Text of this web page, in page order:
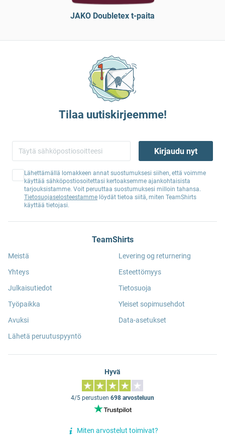
JAKO Doubletex t-paita
Tilaa uutiskirjeemme!
Kirjaudu nyt
Lähettämällä lomakkeen annat suostumuksesi siihen, että voimme
käyttää sähköpostiosoitettasi kertoaksemme ajankohtaisista
tarjouksistamme. Voit peruuttaa suostumuksesi milloin tahansa.
Tietosuojaselosteestamme löydät tietoa siitä, miten TeamShirts
käyttää tietojasi.
TeamShirts
Meistä
Yhteys
Julkaisutiedot
Työpaikka
Avuksi
Lähetä peruutuspyyntö
Levering og returnering
Esteettömyys
Tietosuoja
Yleiset sopimusehdot
Data-asetukset
Hyvä
4/5 perustuen 698 arvosteluun
Miten arvostelut toimivat?